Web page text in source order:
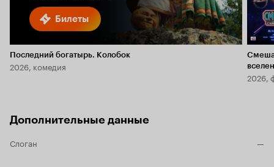
Билеты
Последний богатырь. Колобок
2026, комедия
2026,
Дополнительные данные
Слоган —